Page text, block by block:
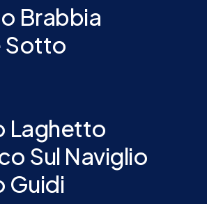
Brabbia
Sotto
Laghetto
Sul Naviglio
Guidi